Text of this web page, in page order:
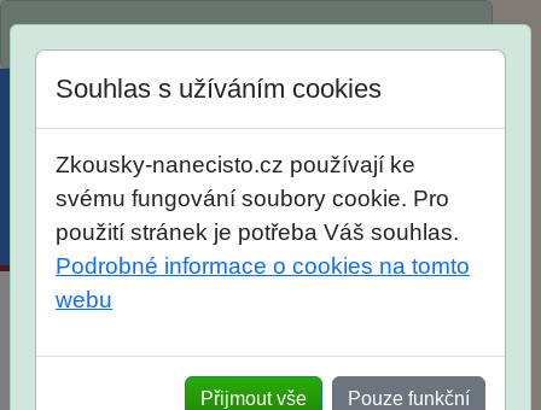
Menu Účet Košík
Souhlas s užíváním cookies
Zkousky-nanecisto.cz používají ke
svému fungování soubory cookie. Pro
použití stránek je potřeba Váš souhlas.
Podrobné informace o cookies na tomto
webu
Přijmout vše Pouze funkční